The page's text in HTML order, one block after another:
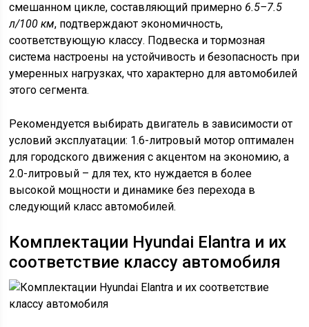
смешанном цикле, составляющий примерно 6.5–7.5
л/100 км, подтверждают экономичность,
соответствующую классу. Подвеска и тормозная
система настроены на устойчивость и безопасность при
умеренных нагрузках, что характерно для автомобилей
этого сегмента.
Рекомендуется выбирать двигатель в зависимости от
условий эксплуатации: 1.6-литровый мотор оптимален
для городского движения с акцентом на экономию, а
2.0-литровый – для тех, кто нуждается в более
высокой мощности и динамике без перехода в
следующий класс автомобилей.
Комплектации Hyundai Elantra и их
соответствие классу автомобиля